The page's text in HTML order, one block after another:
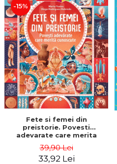
-15%
Fete si femei din
preistorie. Povesti
adevarate care merita
Diego Rodriguez Robredo
39,90 Lei
33,92 Lei